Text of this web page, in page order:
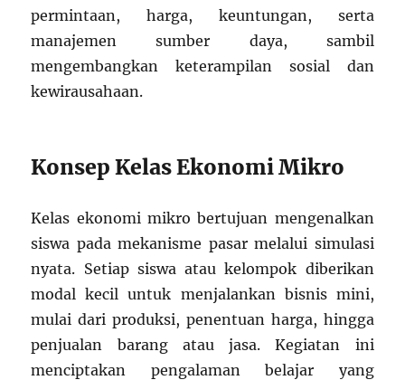
permintaan, harga, keuntungan, serta
manajemen sumber daya, sambil
mengembangkan keterampilan sosial dan
kewirausahaan.
Konsep Kelas Ekonomi Mikro
Kelas ekonomi mikro bertujuan mengenalkan
siswa pada mekanisme pasar melalui simulasi
nyata. Setiap siswa atau kelompok diberikan
modal kecil untuk menjalankan bisnis mini,
mulai dari produksi, penentuan harga, hingga
penjualan barang atau jasa. Kegiatan ini
menciptakan pengalaman belajar yang